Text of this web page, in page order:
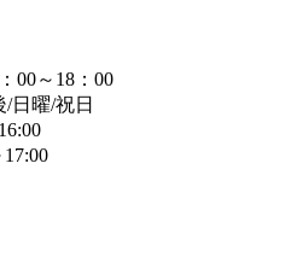
00～18：00
曜/祝日